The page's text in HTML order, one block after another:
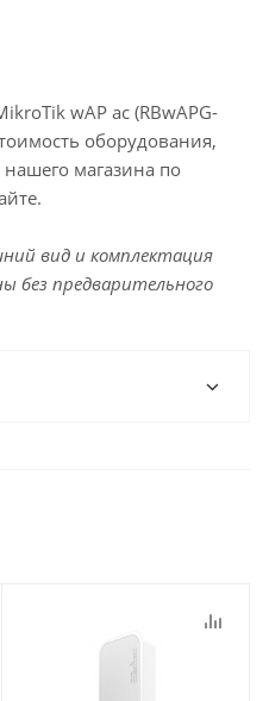
wAP ac (RBwAPG-
оборудования,
магазина по
вид и комплектация
без предварительного